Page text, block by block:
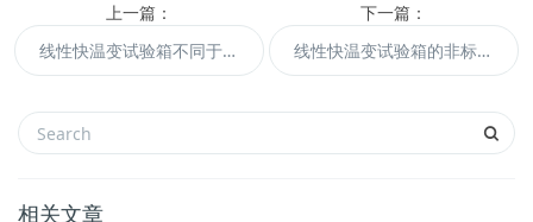
上一篇：
线性快温变试验箱不同于非线性快温变试验箱 。
下一篇：
线性快温变试验箱的非标定制需求
相关文章